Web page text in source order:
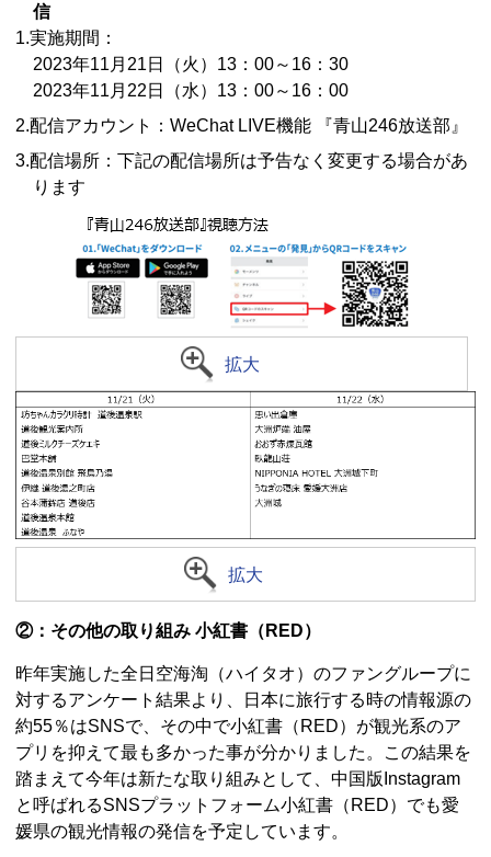
信
1.実施期間：
2023年11月21日（火）13：00～16：30
2023年11月22日（水）13：00～16：00
2.配信アカウント：WeChat LIVE機能 『青山246放送部』
3.配信場所：下記の配信場所は予告なく変更する場合があ
ります
拡大
拡大
②：その他の取り組み 小紅書（RED）
昨年実施した全日空海淘（ハイタオ）のファングループに
対するアンケート結果より、日本に旅行する時の情報源の
約55％はSNSで、その中で小紅書（RED）が観光系のア
プリを抑えて最も多かった事が分かりました。この結果を
踏まえて今年は新たな取り組みとして、中国版Instagram
と呼ばれるSNSプラットフォーム小紅書（RED）でも愛
媛県の観光情報の発信を予定しています。